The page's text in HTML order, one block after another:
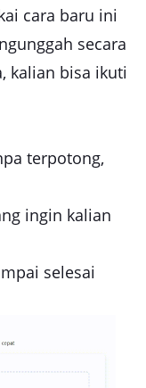
cara baru ini
secara
kalian bisa ikuti
terpotong,
ingin kalian
selesai